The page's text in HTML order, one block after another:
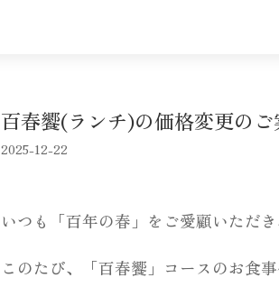
百春饗(ランチ)の価格変更のご
2025-12-22
いつも「百年の春」をご愛顧いただ
このたび、「百春饗」コースのお食事